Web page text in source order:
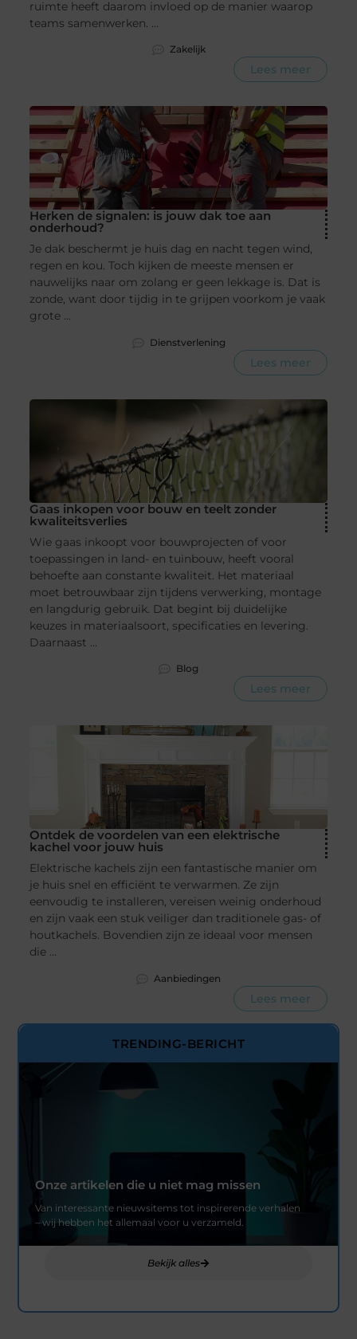
ruimte heeft daarom invloed op de manier waarop
teams samenwerken. ...
Zakelijk
Lees meer
Herken de signalen: is jouw dak toe aan
onderhoud?
Je dak beschermt je huis dag en nacht tegen wind,
regen en kou. Toch kijken de meeste mensen er
nauwelijks naar om zolang er geen lekkage is. Dat is
zonde, want door tijdig in te grijpen voorkom je vaak
grote ...
Dienstverlening
Lees meer
Gaas inkopen voor bouw en teelt zonder
kwaliteitsverlies
Wie gaas inkoopt voor bouwprojecten of voor
toepassingen in land- en tuinbouw, heeft vooral
behoefte aan constante kwaliteit. Het materiaal
moet betrouwbaar zijn tijdens verwerking, montage
en langdurig gebruik. Dat begint bij duidelijke
keuzes in materiaalsoort, specificaties en levering.
Daarnaast ...
Blog
Lees meer
Ontdek de voordelen van een elektrische
kachel voor jouw huis
Elektrische kachels zijn een fantastische manier om
je huis snel en efficiënt te verwarmen. Ze zijn
eenvoudig te installeren, vereisen weinig onderhoud
en zijn vaak een stuk veiliger dan traditionele gas- of
houtkachels. Bovendien zijn ze ideaal voor mensen
die ...
Aanbiedingen
Lees meer
TRENDING-BERICHT
Onze artikelen die u niet mag missen
Van interessante nieuwsitems tot inspirerende verhalen
– wij hebben het allemaal voor u verzameld.
Bekijk alles